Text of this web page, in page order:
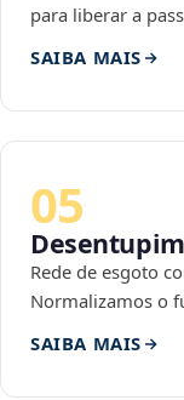
para liberar a
SAIBA MAIS
05
Rede de esgoto
Normalizamos o
SAIBA MAIS